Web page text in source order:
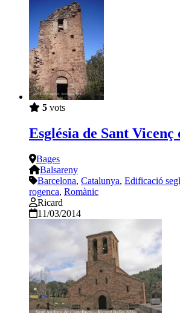
5 vots
Església de Sant Vicenç
Bages
Balsareny
Barcelona, Catalunya, Edificació
rogenca, Romànic
Ricard
11/03/2014